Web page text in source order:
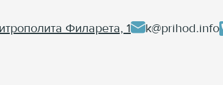
Филарета, 1 k@prihod.info